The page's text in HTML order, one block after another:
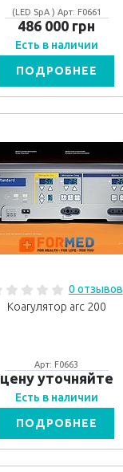
(LED SpA ) Арт: F0661
486 000 грн
Есть в наличии
ПОДРОБНЕЕ
0 отзывов
Коагулятор arc 200
Арт: F0663
цену уточняйте
Есть в наличии
ПОДРОБНЕЕ